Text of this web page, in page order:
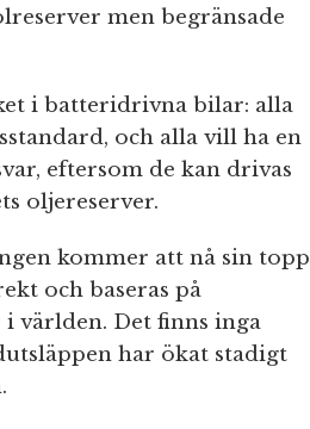
men begränsade
i batteridrivna bilar: alla
och alla vill ha en
eftersom de kan drivas
oljereserver.
kommer att nå sin topp
och baseras på
världen. Det finns inga
har ökat stadigt